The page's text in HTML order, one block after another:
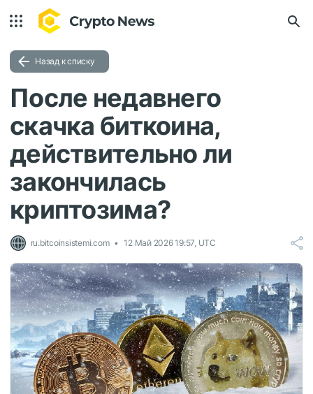
Назад к списку
После недавнего
скачка биткоина,
действительно ли
закончилась
криптозима?
ru.bitcoinsistemi.com 12 Май 2026 19:57, UTC